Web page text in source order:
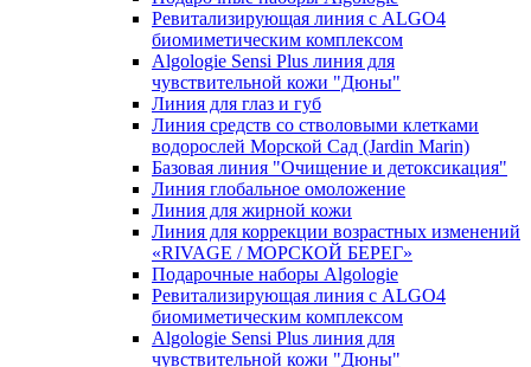
Ревитализирующая линия с ALGO4
биомиметическим комплексом
Algologie Sensi Plus линия для
чувcтвительной кожи "Дюны"
Линия для глаз и губ
Линия средств со стволовыми клетками
водорослей Морской Сад (Jardin Marin)
Базовая линия "Очищение и детоксикация"
Линия глобальное омоложение
Линия для жирной кожи
Линия для коррекции возрастных изменений
«RIVAGE / МОРСКОЙ БЕРЕГ»
Подарочные наборы Algologie
Ревитализирующая линия с ALGO4
биомиметическим комплексом
Algologie Sensi Plus линия для
чувcтвительной кожи "Дюны"